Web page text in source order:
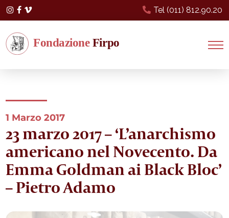
Tel (011) 812.90.20
Instagram
Facebook
Vimeo
1 Marzo 2017
23 marzo 2017 – ‘L’anarchismo
americano nel Novecento. Da
Emma Goldman ai Black Bloc’
– Pietro Adamo